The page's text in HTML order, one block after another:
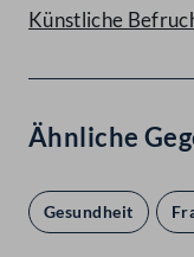
Künstliche
Ähnliche
Gesundheit